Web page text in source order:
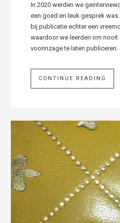
In 2020 werden we
een goed en leuk gesprek
bij publicatie echter een
waardoor we leerden om nooit
voorinzage te laten publiceren.
CONTINUE READING